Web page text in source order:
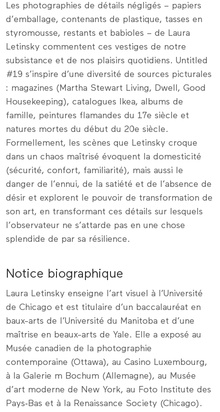
Les photographies de détails négligés – papiers
d’emballage, contenants de plastique, tasses en
styromousse, restants et babioles – de Laura
Letinsky commentent ces vestiges de notre
subsistance et de nos plaisirs quotidiens. Untitled
#19 s’inspire d’une diversité de sources picturales
: magazines (Martha Stewart Living, Dwell, Good
Housekeeping), catalogues Ikea, albums de
famille, peintures flamandes du 17e siècle et
natures mortes du début du 20e siècle.
Formellement, les scènes que Letinsky croque
dans un chaos maîtrisé évoquent la domesticité
(sécurité, confort, familiarité), mais aussi le
danger de l’ennui, de la satiété et de l’absence de
désir et explorent le pouvoir de transformation de
son art, en transformant ces détails sur lesquels
l’observateur ne s’attarde pas en une chose
splendide de par sa résilience.
Notice biographique
Laura Letinsky enseigne l’art visuel à l’Université
de Chicago et est titulaire d’un baccalauréat en
baux-arts de l’Université du Manitoba et d’une
maîtrise en beaux-arts de Yale. Elle a exposé au
Musée canadien de la photographie
contemporaine (Ottawa), au Casino Luxembourg,
à la Galerie m Bochum (Allemagne), au Musée
d’art moderne de New York, au Foto Institute des
Pays‑Bas et à la Renaissance Society (Chicago).